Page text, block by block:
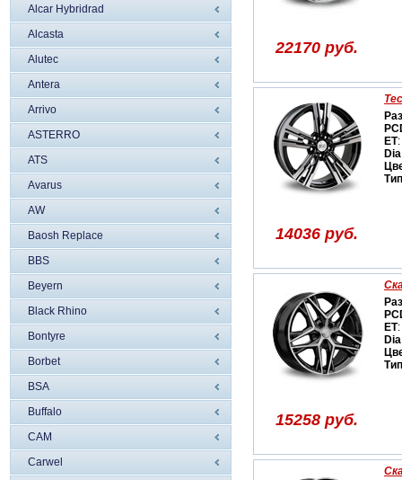
Alcar Hybridrad
Alcasta
Alutec
Antera
Arrivo
ASTERRO
ATS
Avarus
AW
Baosh Replace
BBS
Beyern
Black Rhino
Bontyre
Borbet
BSA
Buffalo
CAM
Carwel
22170 руб.
ET
Dia
Тип
14036 руб.
ET
Dia
Тип
15258 руб.